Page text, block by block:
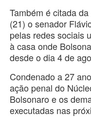
Também é citada
(21) o senador
pelas redes sociais
à casa onde
desde o dia 4 de
Condenado a 27
ação penal do
Bolsonaro e os
executadas nas